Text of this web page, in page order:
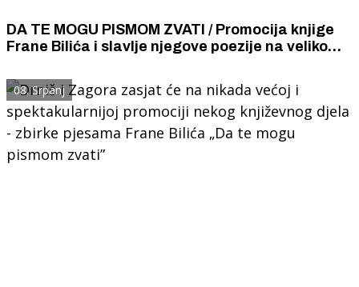
DA TE MOGU PISMOM ZVATI / Promocija knjige
Frane Bilića i slavlje njegove poezije na velikom
08. Srpanj